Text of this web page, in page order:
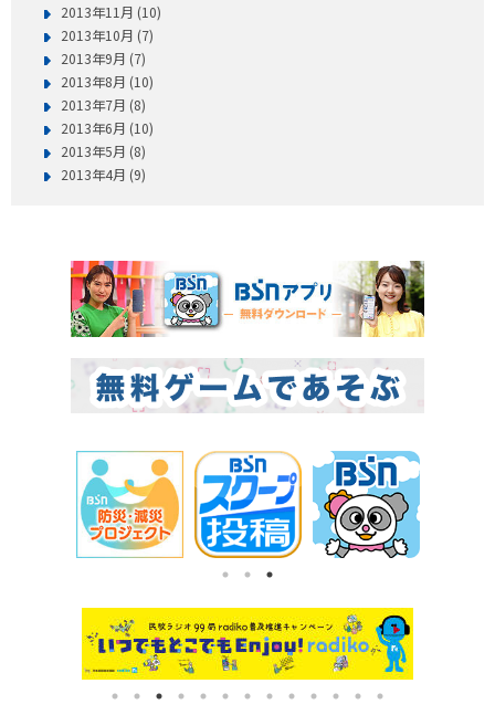
2013年11月 (10)
2013年10月 (7)
2013年9月 (7)
2013年8月 (10)
2013年7月 (8)
2013年6月 (10)
2013年5月 (8)
2013年4月 (9)